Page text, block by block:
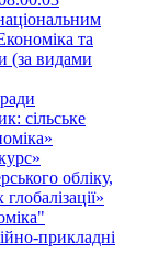
та
(за видами
сільське
обліку,
прикладні